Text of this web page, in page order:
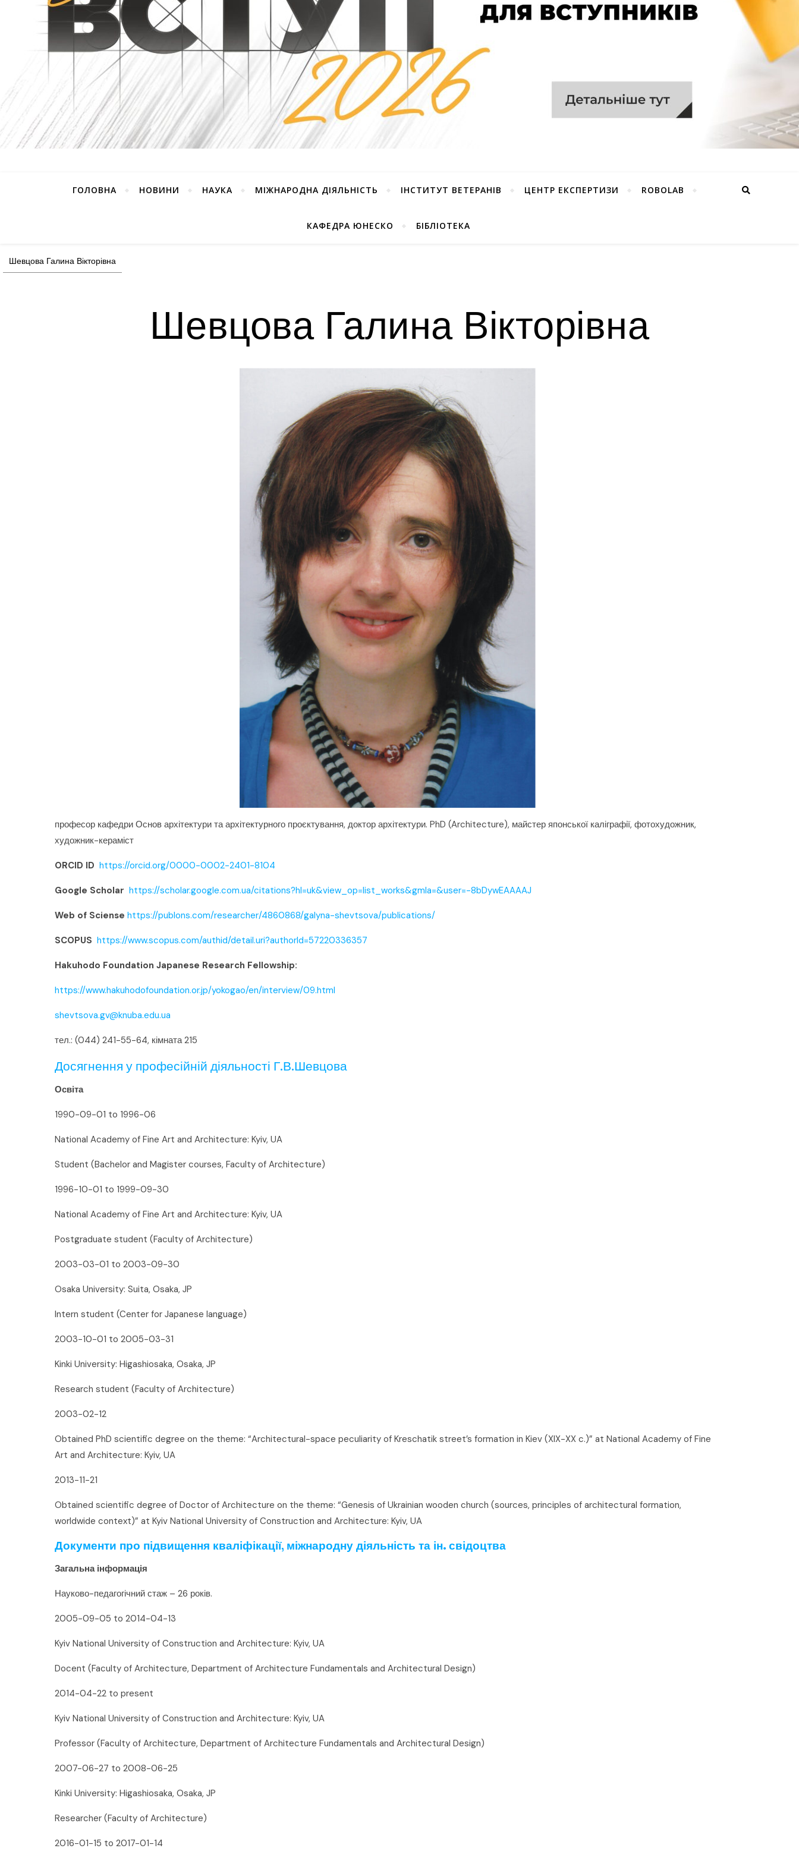
ГОЛОВНА НОВИНИ НАУКА МІЖНАРОДНА ДІЯЛЬНІСТЬ ІНСТИТУТ ВЕТЕРАНІВ ЦЕНТР ЕКСПЕРТИЗИ ROBOLAB
КАФЕДРА ЮНЕСКО БІБЛІОТЕКА
Шевцова Галина Вікторівна
Шевцова Галина Вікторівна
професор кафедри Основ архітектури та архітектурного проєктування, доктор архітектури. PhD (Architecture), майстер японської каліграфії, фотохудожник,
художник-кераміст
ORCID ID https://orcid.org/0000-0002-2401-8104
Google Scholar https://scholar.google.com.ua/citations?hl=uk&view_op=list_works&gmla=&user=-8bDywEAAAAJ
Web of Sciense https://publons.com/researcher/4860868/galyna-shevtsova/publications/
SCOPUS https://www.scopus.com/authid/detail.uri?authorId=57220336357
Hakuhodo Foundation Japanese Research Fellowship:
https://www.hakuhodofoundation.or.jp/yokogao/en/interview/09.html
shevtsova.gv@knuba.edu.ua
тел.: (044) 241-55-64, кімната 215
Досягнення у професійній діяльності Г.В.Шевцова
Освіта
1990-09-01 to 1996-06
National Academy of Fine Art and Architecture: Kyiv, UA
Student (Bachelor and Magister courses, Faculty of Architecture)
1996-10-01 to 1999-09-30
National Academy of Fine Art and Architecture: Kyiv, UA
Postgraduate student (Faculty of Architecture)
2003-03-01 to 2003-09-30
Osaka University: Suita, Osaka, JP
Intern student (Center for Japanese language)
2003-10-01 to 2005-03-31
Kinki University: Higashiosaka, Osaka, JP
Research student (Faculty of Architecture)
2003-02-12
Obtained PhD scientific degree on the theme: “Architectural-space peculiarity of Kreschatik street’s formation in Kiev (XIX-XX c.)” at National Academy of Fine
Art and Architecture: Kyiv, UA
2013-11-21
Obtained scientific degree of Doctor of Architecture on the theme: “Genesis of Ukrainian wooden church (sources, principles of architectural formation,
worldwide context)” at Kyiv National University of Construction and Architecture: Kyiv, UA
Документи про підвищення кваліфікації, міжнародну діяльність та ін. свідоцтва
Загальна інформація
Науково-педагогічний стаж – 26 років.
2005-09-05 to 2014-04-13
Kyiv National University of Construction and Architecture: Kyiv, UA
Docent (Faculty of Architecture, Department of Architecture Fundamentals and Architectural Design)
2014-04-22 to present
Kyiv National University of Construction and Architecture: Kyiv, UA
Professor (Faculty of Architecture, Department of Architecture Fundamentals and Architectural Design)
2007-06-27 to 2008-06-25
Kinki University: Higashiosaka, Osaka, JP
Researcher (Faculty of Architecture)
2016-01-15 to 2017-01-14